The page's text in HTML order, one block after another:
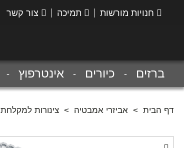
חנויות מורשות תמיכה צור קשר
ברזים כיורים אינטרפוץ
דף הבית > אביזרי אמבטיה > צינורות למקלחת